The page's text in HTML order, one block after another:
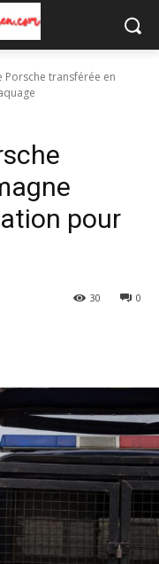
Porsche transférée en
pour
0
30